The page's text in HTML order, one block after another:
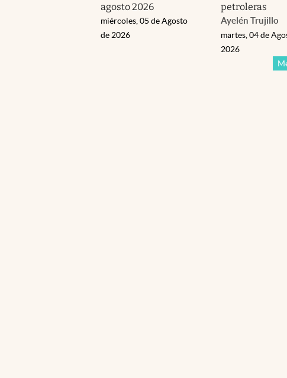
agosto 2026
miércoles, 05 de Agosto
de 2026
petroleras
Ayelén Trujillo
martes, 04 de
2026